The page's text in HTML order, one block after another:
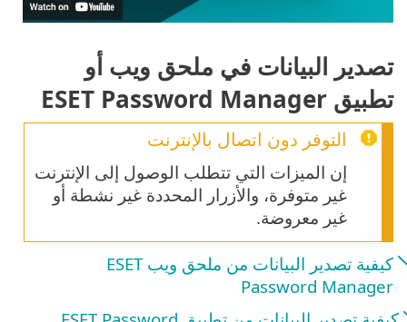
تصدير البيانات في ملحق ويب أو
تطبيق ESET Password Manager
التوفر دون اتصال بالإنترنت
إن الميزات التي تتطلب الوصول إلى الإنترنت
غير متوفرة، والأزرار المحددة غير نشطة أو
غير معروضة.
كيفية تصدير البيانات من ملحق ويب ESET
Password Manager